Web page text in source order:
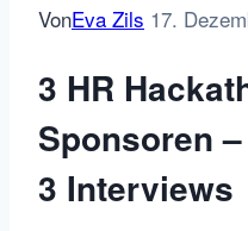
VonEva Zils 17.
3 HR
Sponsoren
3 Interviews